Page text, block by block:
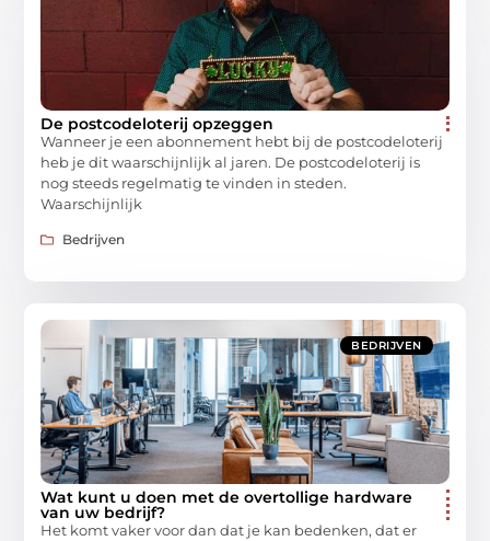
De postcodeloterij opzeggen
Wanneer je een abonnement hebt bij de postcodeloterij
heb je dit waarschijnlijk al jaren. De postcodeloterij is
nog steeds regelmatig te vinden in steden.
Waarschijnlijk
Bedrijven
BEDRIJVEN
Wat kunt u doen met de overtollige hardware
van uw bedrijf?
Het komt vaker voor dan dat je kan bedenken, dat er